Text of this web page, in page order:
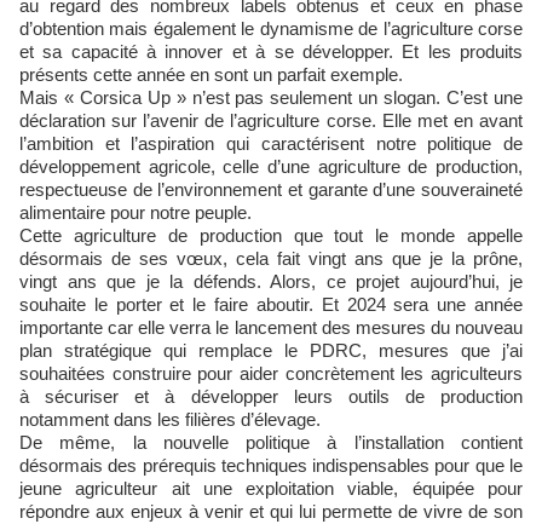
au regard des nombreux labels obtenus et ceux en phase
d’obtention mais également le dynamisme de l’agriculture corse
et sa capacité à innover et à se développer. Et les produits
présents cette année en sont un parfait exemple.
Mais « Corsica Up » n’est pas seulement un slogan. C’est une
déclaration sur l’avenir de l’agriculture corse. Elle met en avant
l’ambition et l’aspiration qui caractérisent notre politique de
développement agricole, celle d’une agriculture de production,
respectueuse de l’environnement et garante d’une souveraineté
alimentaire pour notre peuple.
Cette agriculture de production que tout le monde appelle
désormais de ses vœux, cela fait vingt ans que je la prône,
vingt ans que je la défends. Alors, ce projet aujourd’hui, je
souhaite le porter et le faire aboutir. Et 2024 sera une année
importante car elle verra le lancement des mesures du nouveau
plan stratégique qui remplace le PDRC, mesures que j’ai
souhaitées construire pour aider concrètement les agriculteurs
à sécuriser et à développer leurs outils de production
notamment dans les filières d’élevage.
De même, la nouvelle politique à l’installation contient
désormais des prérequis techniques indispensables pour que le
jeune agriculteur ait une exploitation viable, équipée pour
répondre aux enjeux à venir et qui lui permette de vivre de son